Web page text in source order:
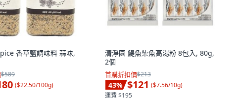
香草鹽調味料 蒜味,
$589
($22.50/100g)
清淨園 鯷魚柴魚高湯粉 8包入, 80g,
2個
首購折扣價$213
43% $121 ($7.56/10g)
運費 $195